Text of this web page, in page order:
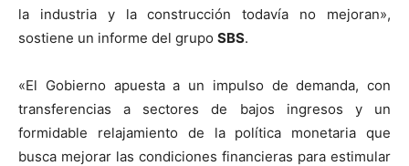
la industria y la construcción todavía no mejoran»,
sostiene un informe del grupo SBS.
«El Gobierno apuesta a un impulso de demanda, con
transferencias a sectores de bajos ingresos y un
formidable relajamiento de la política monetaria que
busca mejorar las condiciones financieras para estimular